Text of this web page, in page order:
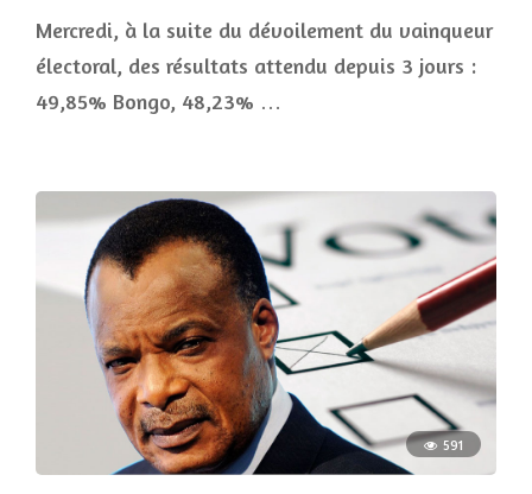
Mercredi, à la suite du dévoilement du vainqueur
électoral, des résultats attendu depuis 3 jours :
49,85% Bongo, 48,23% …
591